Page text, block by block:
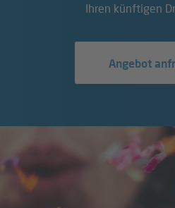
Ihren künftigen
Angebot